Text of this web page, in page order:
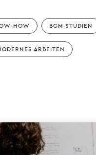
HOW BGM STUDIEN
ARBEITEN